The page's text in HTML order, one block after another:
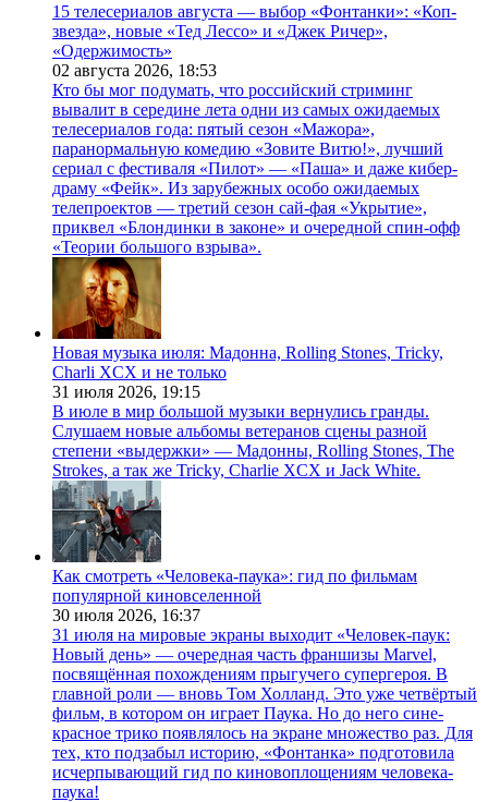
15 телесериалов августа — выбор «Фонтанки»: «Коп-
звезда», новые «Тед Лессо» и «Джек Ричер»,
«Одержимость»
02 августа 2026, 18:53
Кто бы мог подумать, что российский стриминг
вывалит в середине лета одни из самых ожидаемых
телесериалов года: пятый сезон «Мажора»,
паранормальную комедию «Зовите Витю!», лучший
сериал с фестиваля «Пилот» — «Паша» и даже кибер-
драму «Фейк». Из зарубежных особо ожидаемых
телепроектов — третий сезон сай-фая «Укрытие»,
приквел «Блондинки в законе» и очередной спин-офф
«Теории большого взрыва».
Новая музыка июля: Мадонна, Rolling Stones, Tricky,
Charli XCX и не только
31 июля 2026, 19:15
В июле в мир большой музыки вернулись гранды.
Слушаем новые альбомы ветеранов сцены разной
степени «выдержки» — Мадонны, Rolling Stones, The
Strokes, а так же Tricky, Charlie XCX и Jack White.
Как смотреть «Человека-паука»: гид по фильмам
популярной киновселенной
30 июля 2026, 16:37
31 июля на мировые экраны выходит «Человек-паук:
Новый день» — очередная часть франшизы Marvel,
посвящённая похождениям прыгучего супергероя. В
главной роли — вновь Том Холланд. Это уже четвёртый
фильм, в котором он играет Паука. Но до него сине-
красное трико появлялось на экране множество раз. Для
тех, кто подзабыл историю, «Фонтанка» подготовила
исчерпывающий гид по киновоплощениям человека-
паука!